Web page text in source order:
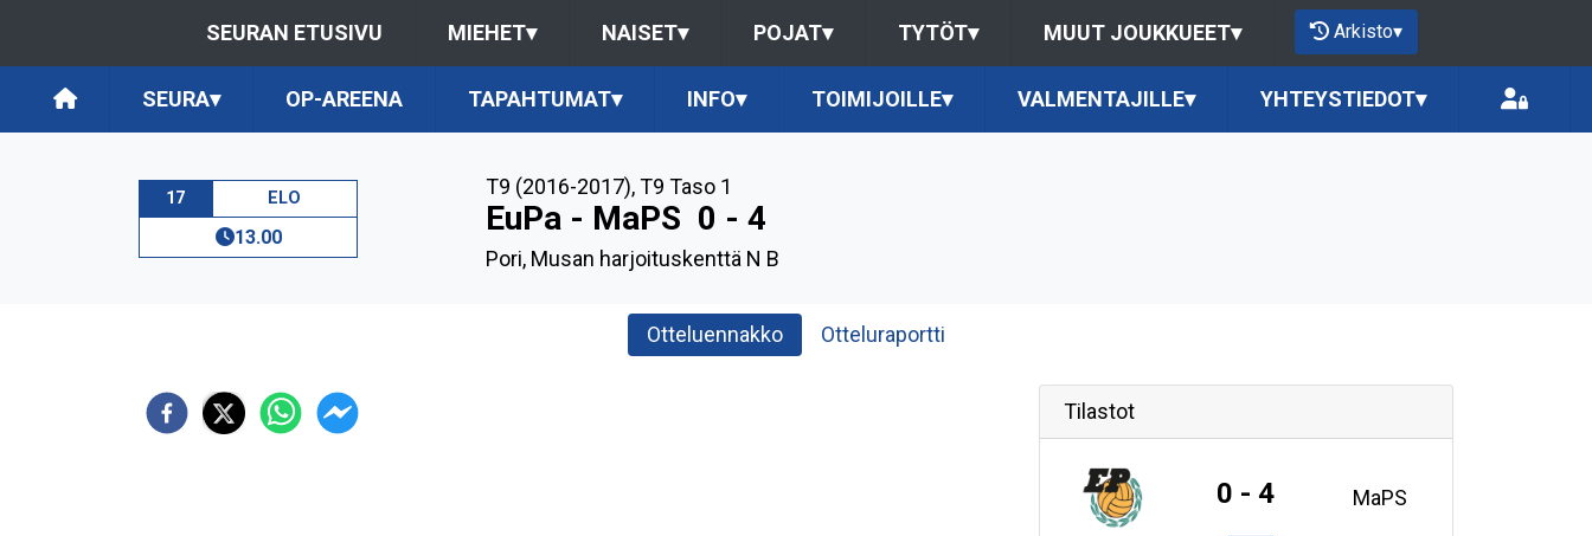
SEURAN ETUSIVU MIEHET▾ NAISET▾ POJAT▾ TYTÖT▾ MUUT JOUKKUEET▾ Arkisto▾
SEURA▾ OP-AREENA TAPAHTUMAT▾ INFO▾ TOIMIJOILLE▾ VALMENTAJILLE▾ YHTEYSTIEDOT▾
17 ELO
13.00
T9 (2016-2017),T9 Taso 1
EuPa - MaPS 0 - 4
Pori, Musan harjoituskenttä N B
Otteluennakko Otteluraportti
Tilastot
0 - 4 MaPS